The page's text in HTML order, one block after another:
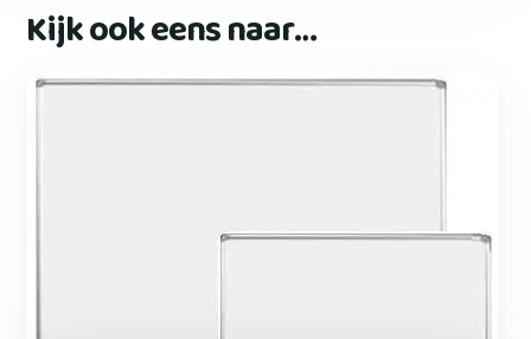
Kijk ook eens naar…